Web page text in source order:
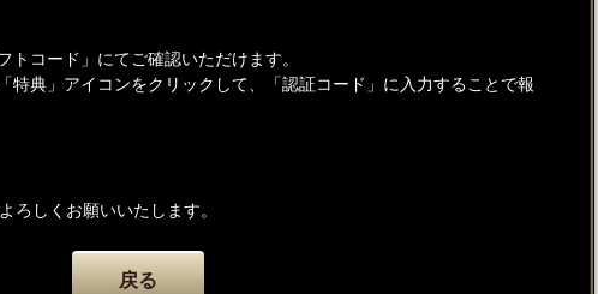
コード」にてご確認いただけます。
特典」アイコンをクリックして、「認証コード」に入力することで報
ろしくお願いいたします。
戻る